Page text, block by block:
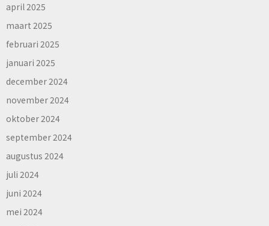
april 2025
maart 2025
februari 2025
januari 2025
december 2024
november 2024
oktober 2024
september 2024
augustus 2024
juli 2024
juni 2024
mei 2024